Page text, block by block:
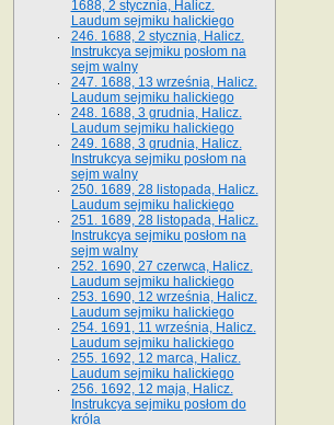
1688, 2 stycznia, Halicz.
Laudum sejmiku halickiego
246. 1688, 2 stycznia, Halicz.
Instrukcya sejmiku posłom na
sejm walny
247. 1688, 13 września, Halicz.
Laudum sejmiku halickiego
248. 1688, 3 grudnia, Halicz.
Laudum sejmiku halickiego
249. 1688, 3 grudnia, Halicz.
Instrukcya sejmiku posłom na
sejm walny
250. 1689, 28 listopada, Halicz.
Laudum sejmiku halickiego
251. 1689, 28 listopada, Halicz.
Instrukcya sejmiku posłom na
sejm walny
252. 1690, 27 czerwca, Halicz.
Laudum sejmiku halickiego
253. 1690, 12 września, Halicz.
Laudum sejmiku halickiego
254. 1691, 11 września, Halicz.
Laudum sejmiku halickiego
255. 1692, 12 marca, Halicz.
Laudum sejmiku halickiego
256. 1692, 12 maja, Halicz.
Instrukcya sejmiku posłom do
króla